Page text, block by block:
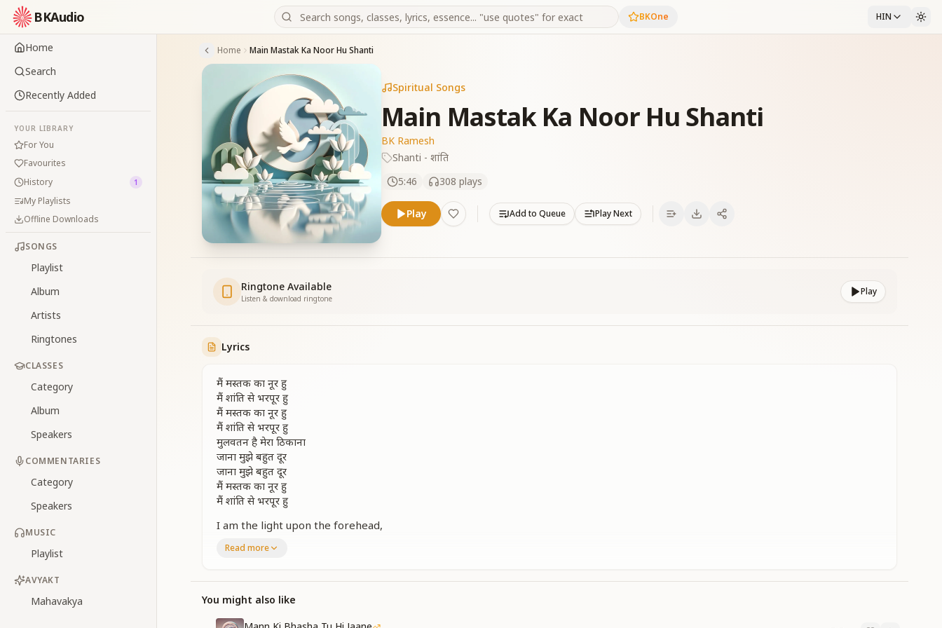
BKAudio BKOne HIN
Home
Search
Recently Added
YOUR LIBRARY
For You
Favourites
History
1
My Playlists
Offline Downloads
SONGS
Playlist
Album
Artists
Ringtones
CLASSES
Category
Album
Speakers
COMMENTARIES
Category
Speakers
MUSIC
Playlist
AVYAKT
Mahavakya
Home Main Mastak Ka Noor Hu Shanti
Spiritual Songs
Main Mastak Ka Noor Hu Shanti
BK Ramesh
Shanti - शांति
5:46
308 plays
Play Add to Queue Play Next
Ringtone Available
Listen & download ringtone
Play
Lyrics
मैं मस्तक का नूर हु
मैं शांति से भरपूर हु
मैं मस्तक का नूर हु
मैं शांति से भरपूर हु
मुलवतन है मेरा ठिकाना
जाना मुझे बहुत दूर
जाना मुझे बहुत दूर
मैं मस्तक का नूर हु
मैं शांति से भरपूर हु
I am the light upon the forehead,
I am the light upon the forehead,
The soul world is my true home,
I must journey far away,
Read more
You might also like